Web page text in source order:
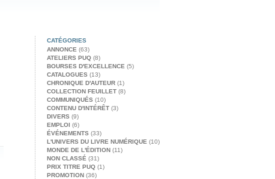
CATÉGORIES
ANNONCE (63)
ATELIERS PUQ (8)
BOURSES D'EXCELLENCE (5)
CATALOGUES (13)
CHRONIQUE D'AUTEUR (1)
COLLECTION FEUILLET (8)
COMMUNIQUÉS (10)
CONTENU D'INTÉRÊT (3)
DIVERS (9)
EMPLOI (6)
ÉVÉNEMENTS (33)
L'UNIVERS DU LIVRE NUMÉRIQUE (10)
MONDE DE L'ÉDITION (11)
NON CLASSÉ (31)
PRIX TITRE PUQ (1)
PROMOTION (36)